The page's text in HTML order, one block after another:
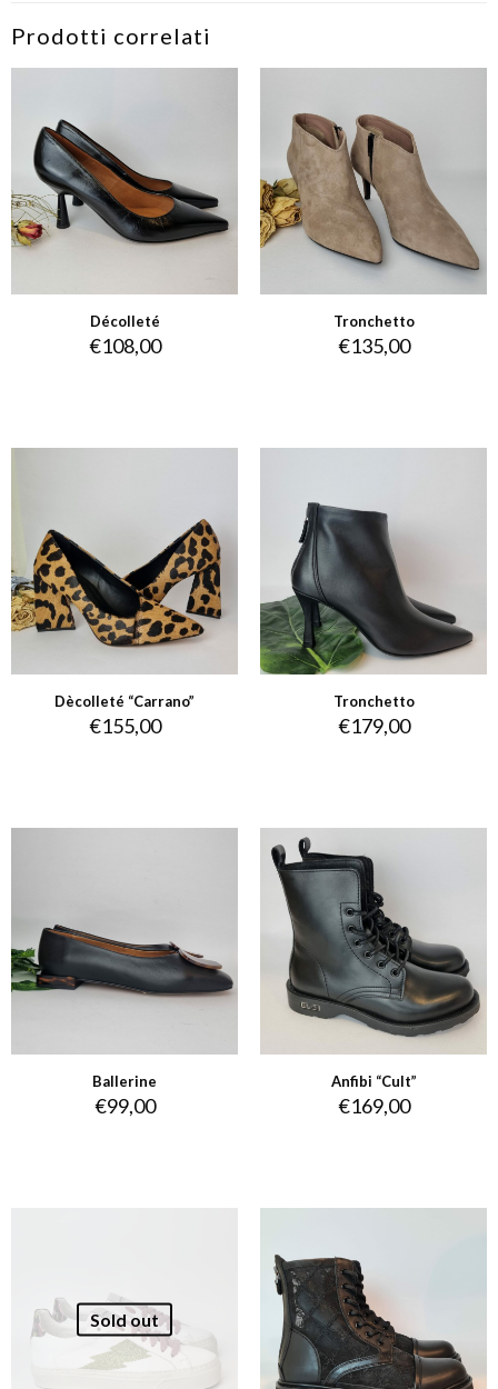
Prodotti correlati
Décolleté
€108,00
Tronchetto
€135,00
Dècolleté “Carrano”
€155,00
Tronchetto
€179,00
Ballerine
€99,00
Anfibi “Cult”
€169,00
Sold out